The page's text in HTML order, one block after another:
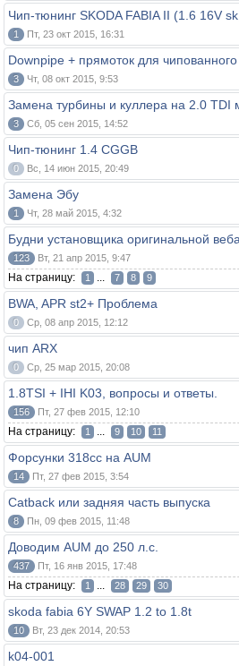
Чип-тюнинг SKODA FABIA II (1.6 16V
1 Пт, 23 окт 2015, 16:31
Downpipe + прямоток для
3 Чт, 08 окт 2015, 9:53
Замена турбины и куллера на 2.0 TDI
3 Сб, 05 сен 2015, 14:52
Чип-тюнинг 1.4 CGGB
0 Вс, 14 июн 2015, 20:49
Замена Эбу
1 Чт, 28 май 2015, 4:32
Будни установщика оригинальной
123 Вт, 21 апр 2015, 9:47
На страницу: 1 ... 7 8 9
BWA, APR st2+ Проблема
0 Ср, 08 апр 2015, 12:12
чип ARX
0 Ср, 25 мар 2015, 20:08
1.8TSI + IHI K03, вопросы и ответы.
156 Пт, 27 фев 2015, 12:10
На страницу: 1 ... 9 10 11
Форсунки 318cc на AUM
14 Пт, 27 фев 2015, 3:54
Catback или задняя часть выпуска
8 Пн, 09 фев 2015, 11:48
Доводим AUM до 250 л.с.
437 Пт, 16 янв 2015, 17:48
На страницу: 1 ... 28 29 30
skoda fabia 6Y SWAP 1.2 to 1.8t
10 Вт, 23 дек 2014, 20:53
k04-001